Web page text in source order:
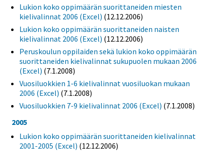
Lukion koko oppimäärän suorittaneiden miesten
kielivalinnat 2006 (Excel) (12.12.2006)
Lukion koko oppimäärän suorittaneiden naisten
kielivalinnat 2006 (Excel) (12.12.2006)
Peruskoulun oppilaiden sekä lukion koko oppimäärän
suorittaneiden kielivalinnat sukupuolen mukaan 2006
(Excel) (7.1.2008)
Vuosiluokkien 1-6 kielivalinnat vuosiluokan mukaan
2006 (Excel) (7.1.2008)
Vuosiluokkien 7-9 kielivalinnat 2006 (Excel) (7.1.2008)
2005
Lukion koko oppimäärän suorittaneiden kielivalinnat
2001-2005 (Excel) (12.12.2006)